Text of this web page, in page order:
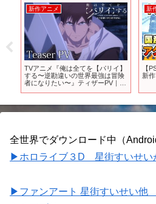
ー
新作アニメ
TVアニメ『俺は全てを【パリイ】
する〜逆勘違いの世界最強は冒険
者になりたい〜』ティザーPV｜
新
【
新
全世界でダウンロード中（
▶ホロライブ３D 星街すいせい
▶ファンアート 星街すいせい他